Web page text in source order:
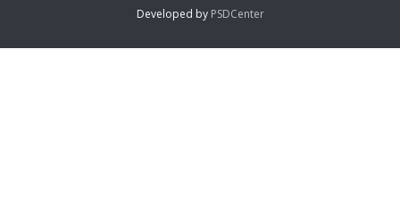
Developed by PSDCenter